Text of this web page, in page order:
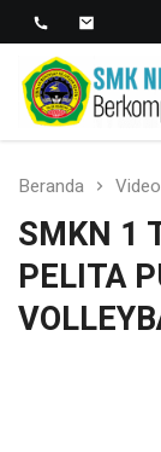
SMK
Berkopetensi Dan
Beranda Video
SMKN 1
PELITA